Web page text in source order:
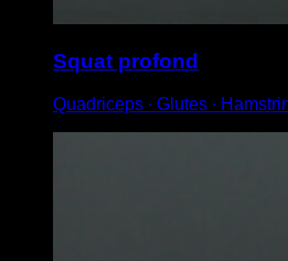
Squat profond
Quadriceps ∙ Glutes ∙